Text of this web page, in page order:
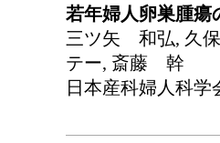
若年婦人卵巣腫瘍
三ツ矢 和弘, 久
テー, 斎藤 幹
日本産科婦人科学